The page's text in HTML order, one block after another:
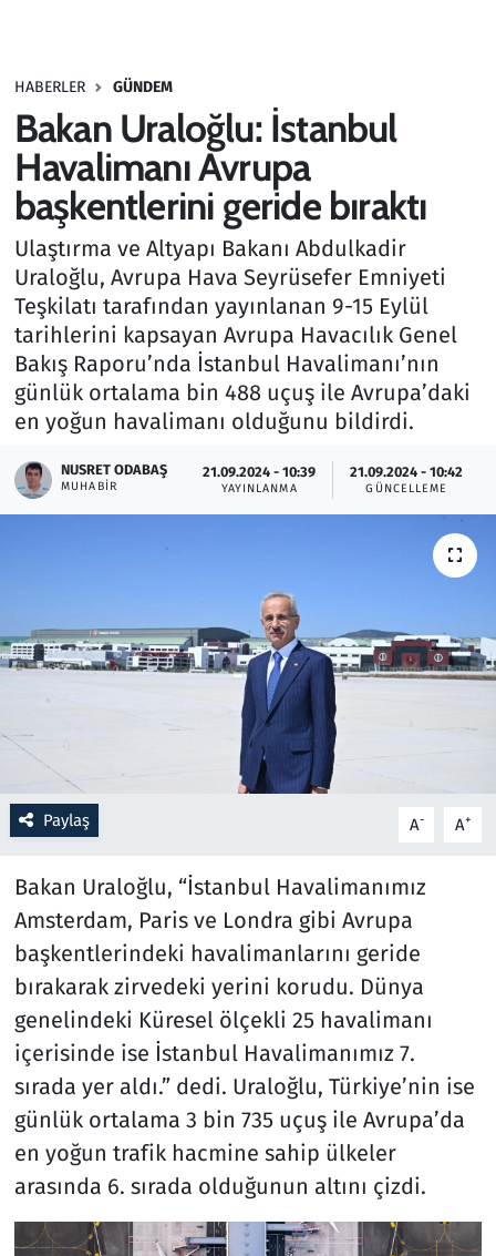
HABERLER GÜNDEM
Bakan Uraloğlu: İstanbul
Havalimanı Avrupa
başkentlerini geride bıraktı
Ulaştırma ve Altyapı Bakanı Abdulkadir
Uraloğlu, Avrupa Hava Seyrüsefer Emniyeti
Teşkilatı tarafından yayınlanan 9-15 Eylül
tarihlerini kapsayan Avrupa Havacılık Genel
Bakış Raporu’nda İstanbul Havalimanı’nın
günlük ortalama bin 488 uçuş ile Avrupa’daki
en yoğun havalimanı olduğunu bildirdi.
NUSRET ODABAŞ
MUHABIR
21.09.2024 - 10:39
YAYINLANMA
21.09.2024 - 10:42
GÜNCELLEME
Paylaş A- A+
Bakan Uraloğlu, “İstanbul Havalimanımız
Amsterdam, Paris ve Londra gibi Avrupa
başkentlerindeki havalimanlarını geride
bırakarak zirvedeki yerini korudu. Dünya
genelindeki Küresel ölçekli 25 havalimanı
içerisinde ise İstanbul Havalimanımız 7.
sırada yer aldı.” dedi. Uraloğlu, Türkiye’nin ise
günlük ortalama 3 bin 735 uçuş ile Avrupa’da
en yoğun trafik hacmine sahip ülkeler
arasında 6. sırada olduğunun altını çizdi.
Haber
Kültür Sanat
Kurumsal Haberler
Lezzet Durağı
Memur ve Kamu
Otomobil
Oyun
Ramazan
Resmi İlanlar
Sağlık
Savunma Sanayi
Seçim 2023
Spor
Teknoloji ve Bilim
Televizyon